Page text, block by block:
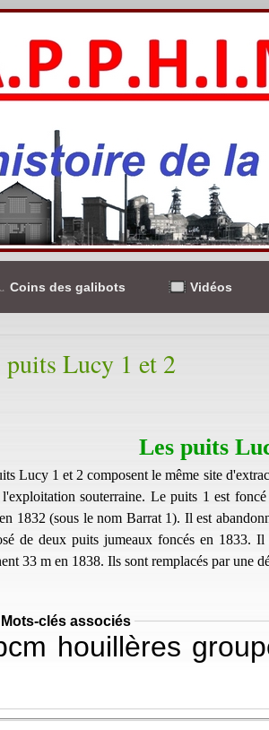
Coins des galibots Vidéos
puits Lucy 1 et 2
Les puits
Lucy 1 et 2 composent le même site
souterraine. Le puits 1 est
1832 (sous le nom Barrat 1). Il est
de deux puits jumeaux foncés en 1833.
33 m en 1838. Ils sont remplacés par une
Mots-clés associés
houillères